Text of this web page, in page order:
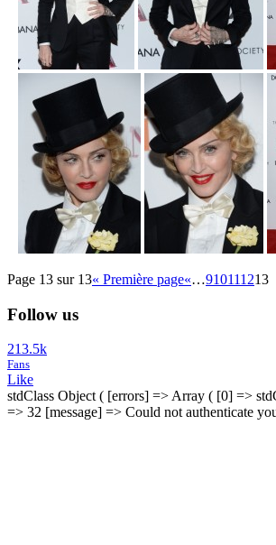
Page 13 sur 13« Première page«…910111213
Follow us
213.5k
Fans
Like
stdClass Object ( [errors] => Array ( [0] =>
=> 32 [message] => Could not authenticate